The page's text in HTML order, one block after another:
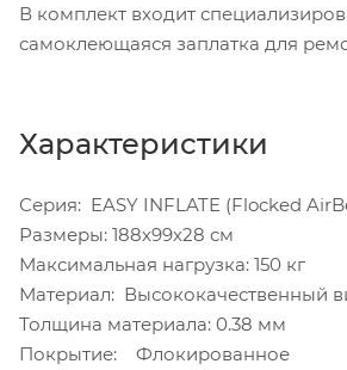
В комплект входит
самоклеющаяся заплатка для
Характеристики
Серия: EASY INFLATE (Flocked
Размеры: 188х99х28 см
Максимальная нагрузка: 150 кг
Материал: Высококачественный
Толщина материала: 0.38 мм
Покрытие: Флокированное